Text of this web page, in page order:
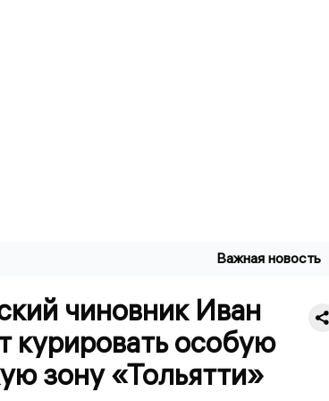
Важная новость
чиновник Иван
курировать особую
зону «Тольятти»